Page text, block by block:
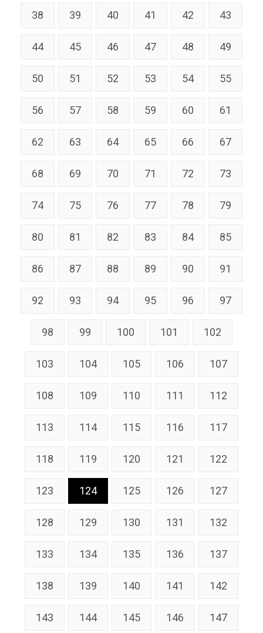
38 39 40 41 42 43
44 45 46 47 48 49
50 51 52 53 54 55
56 57 58 59 60 61
62 63 64 65 66 67
68 69 70 71 72 73
74 75 76 77 78 79
80 81 82 83 84 85
86 87 88 89 90 91
92 93 94 95 96 97
98 99 100 101 102
103 104 105 106 107
108 109 110 111 112
113 114 115 116 117
118 119 120 121 122
123 124 125 126 127
128 129 130 131 132
133 134 135 136 137
138 139 140 141 142
143 144 145 146 147